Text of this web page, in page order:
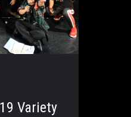
Variety